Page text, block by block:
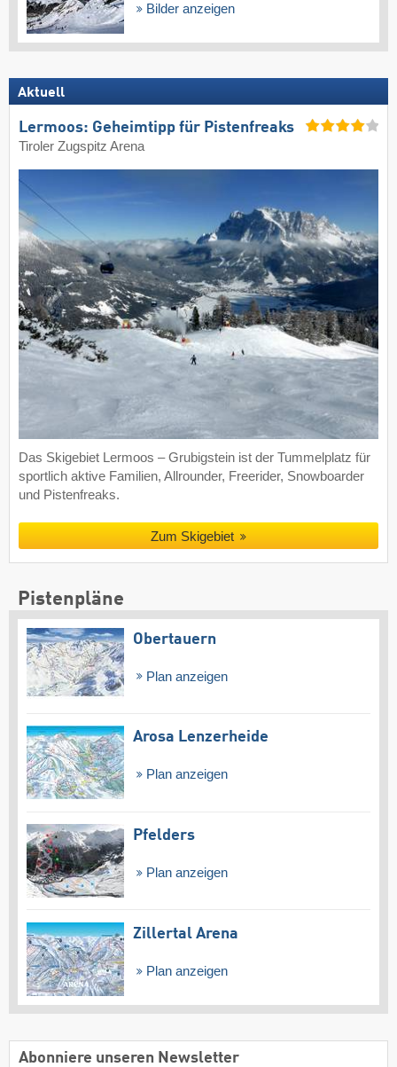
Bilder anzeigen
Aktuell
Lermoos: Geheimtipp für Pistenfreaks
Tiroler Zugspitz Arena
Das Skigebiet Lermoos – Grubigstein ist der Tummelplatz für
sportlich aktive Familien, Allrounder, Freerider, Snowboarder
und Pistenfreaks.
Zum Skigebiet
Pistenpläne
Obertauern
Plan anzeigen
Arosa Lenzerheide
Plan anzeigen
Pfelders
Plan anzeigen
Zillertal Arena
Plan anzeigen
Abonniere unseren Newsletter